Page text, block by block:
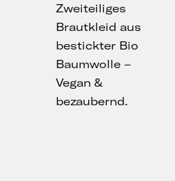
Zweiteiliges
Brautkleid aus
bestickter Bio
Baumwolle –
Vegan &
bezaubernd.